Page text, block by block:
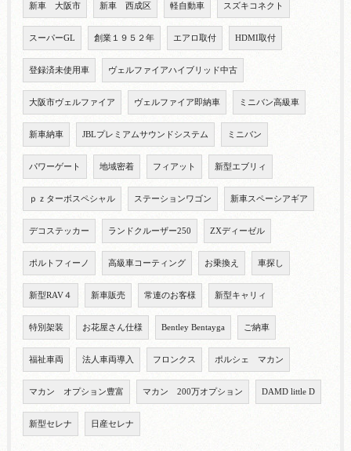
新車 大阪市 新車 西成区 軽自動車 スズキコネクト
スーパーGL 創業１９５２年 エアロ取付 HDMI取付
登録済未使用車 ヴェルファイアハイブリッド中古
大阪市ヴェルファイア ヴェルファイア即納車 ミニバン高級車
新車納車 JBLプレミアムサウンドシステム ミニバン
パワーゲート 地域密着 フィアット 新型エブリィ
ｐｚターボスペシャル ステーションワゴン 新車スペーシアギア
デコステッカー ランドクルーザー250 ZXディーゼル
ポルトフィーノ 高級車コーティング お乗換え 車探し
新型RAV４ 新車販売 常連のお客様 新型キャリィ
特別架装 お花屋さん仕様 Bentley Bentayga ご納車
福祉車両 法人車両導入 フロンクス ポルシェ マカン
マカン オプション豊富 マカン 200万オプション DAMD little D
新型セレナ 日産セレナ